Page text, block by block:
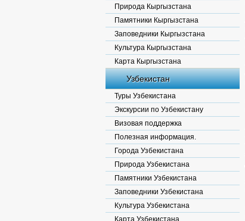
Природа Кыргызстана
Памятники Кыргызстана
Заповедники Кыргызстана
Культура Кыргызстана
Карта Кыргызстана
Узбекистан
Туры Узбекистана
Экскурсии по Узбекистану
Визовая поддержка
Полезная информация.
Города Узбекистана
Природа Узбекистана
Памятники Узбекистана
Заповедники Узбекистана
Культура Узбекистана
Карта Узбекистана